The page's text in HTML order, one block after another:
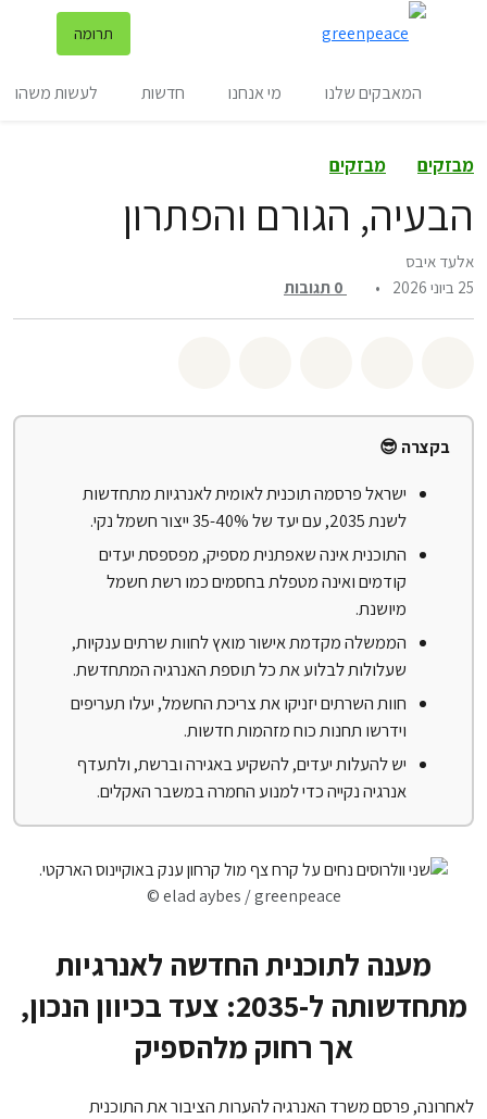
תרומה
המאבקים שלנו מי אנחנו חדשות לעשות משהו
מבזקים מבזקים
הבעיה, הגורם והפתרון
אלעד איבס
25 ביוני 2026
•
0 תגובות
בקצרה 😎
ישראל פרסמה תוכנית לאומית לאנרגיות מתחדשות
לשנת 2035, עם יעד של 35-40% ייצור חשמל נקי.
התוכנית אינה שאפתנית מספיק, מפספסת יעדים
קודמים ואינה מטפלת בחסמים כמו רשת חשמל
מיושנת.
הממשלה מקדמת אישור מואץ לחוות שרתים ענקיות,
שעלולות לבלוע את כל תוספת האנרגיה המתחדשת.
חוות השרתים יזניקו את צריכת החשמל, יעלו תעריפים
וידרשו תחנות כוח מזהמות חדשות.
יש להעלות יעדים, להשקיע באגירה וברשת, ולתעדף
אנרגיה נקייה כדי למנוע החמרה במשבר האקלים.
© elad aybes / greenpeace
מענה לתוכנית החדשה לאנרגיות
מתחדשותה ל-2035: צעד בכיוון הנכון,
אך רחוק מלהספיק
לאחרונה, פרסם משרד האנרגיה להערות הציבור את התוכנית